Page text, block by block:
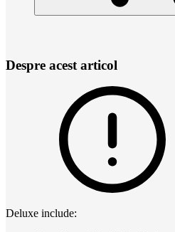
Despre acest articol
Deluxe include: